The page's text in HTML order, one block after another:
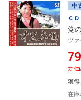
中
ＣＤ
党
ツ
定
獲得
在庫